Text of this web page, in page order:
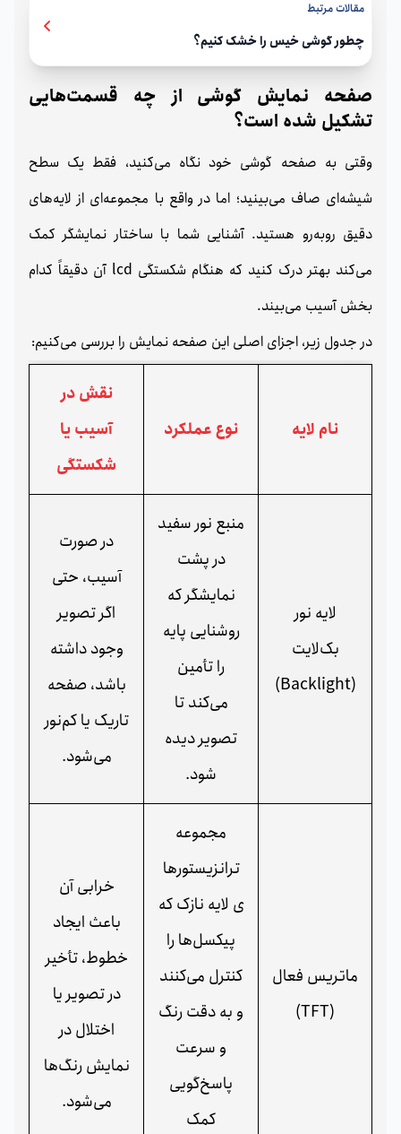
مقالات مرتبط
چطور گوشی خیس را خشک کنیم؟
صفحه نمایش گوشی از چه قسمت‌هایی
تشکیل شده است؟
وقتی به صفحه گوشی خود نگاه می‌کنید، فقط یک سطح
شیشه‌ای صاف می‌بینید؛ اما در واقع با مجموعه‌ای از لایه‌های
دقیق روبه‌رو هستید. آشنایی شما با ساختار نمایشگر کمک
می‌کند بهتر درک کنید که هنگام شکستگی lcd آن دقیقاً کدام
بخش آسیب می‌بیند.
در جدول زیر، اجزای اصلی این صفحه نمایش را بررسی می‌کنیم:
نام لایه نوع عملکرد
نقش در
آسیب یا
شکستگی
لایه نور
بک‌لایت
(Backlight)
منبع نور سفید
در پشت
نمایشگر که
روشنایی پایه
را تأمین
می‌کند تا
تصویر دیده
شود.
در صورت
آسیب، حتی
اگر تصویر
وجود داشته
باشد، صفحه
تاریک یا کم‌نور
می‌شود.
ماتریس فعال
(TFT)
مجموعه
ترانزیستورها
ی لایه نازک که
پیکسل‌ها را
کنترل می‌کنند
و به دقت رنگ
و سرعت
پاسخ‌گویی
کمک
خرابی آن
باعث ایجاد
خطوط، تأخیر
در تصویر یا
اختلال در
نمایش رنگ‌ها
می‌شود.